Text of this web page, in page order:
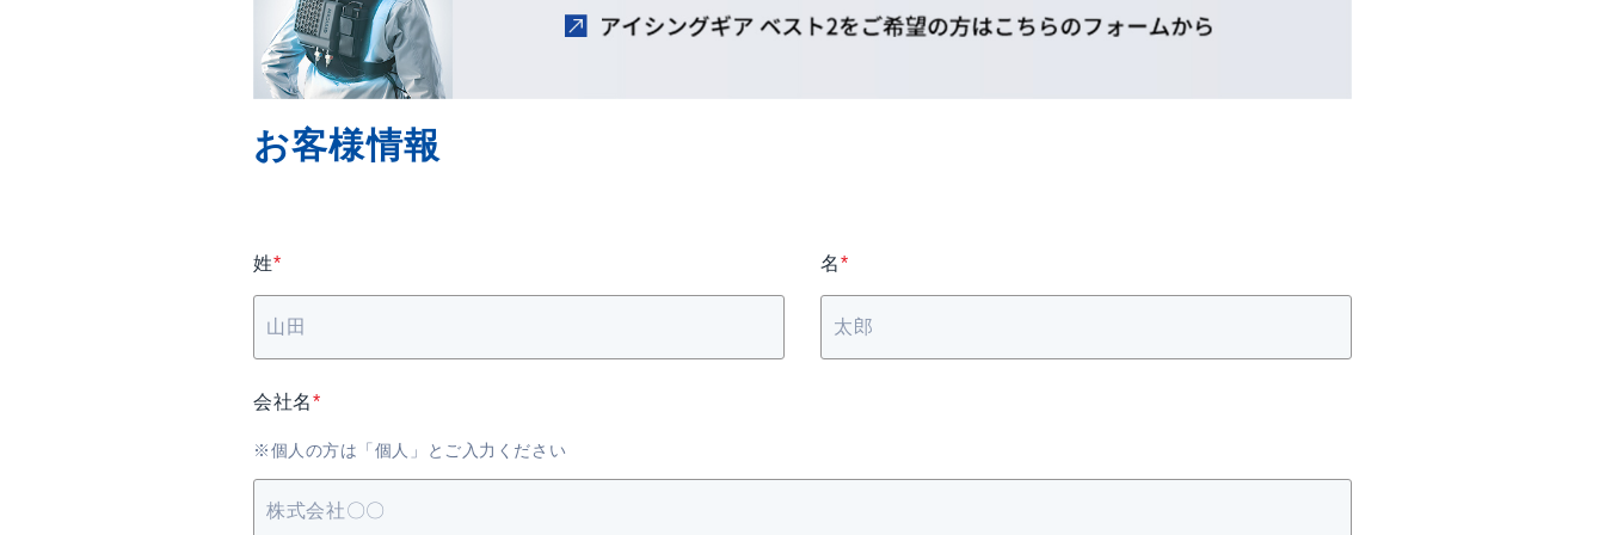
お客様情報
姓* 名*
会社名*
※個人の方は「個人」とご入力ください